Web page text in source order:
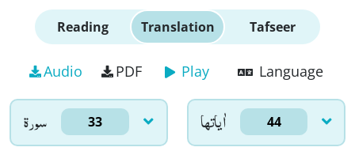
Reading Translation Tafseer
Audio PDF Play Language
سورۃ 33 اٰياتها 44